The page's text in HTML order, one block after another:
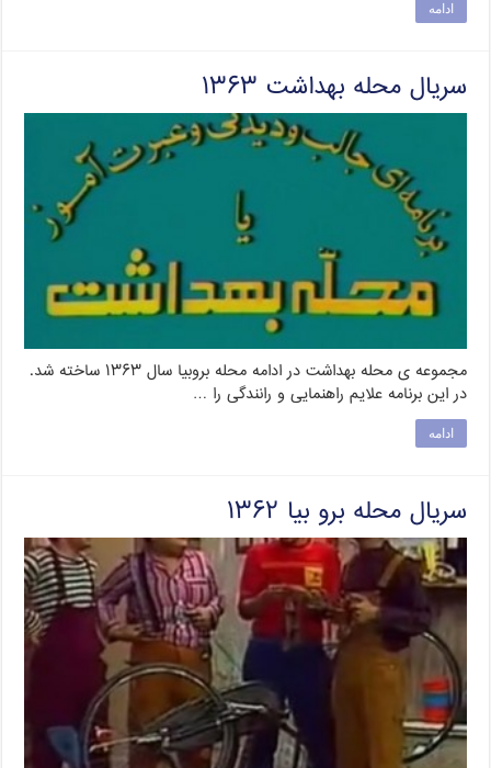
ادامه
سریال محله بهداشت ۱۳۶۳
مجموعه ی محله بهداشت در ادامه محله بروبیا سال ۱۳۶۳ ساخته شد.
در این برنامه علایم راهنمایی و رانندگی را …
ادامه
سریال محله برو بیا ۱۳۶۲